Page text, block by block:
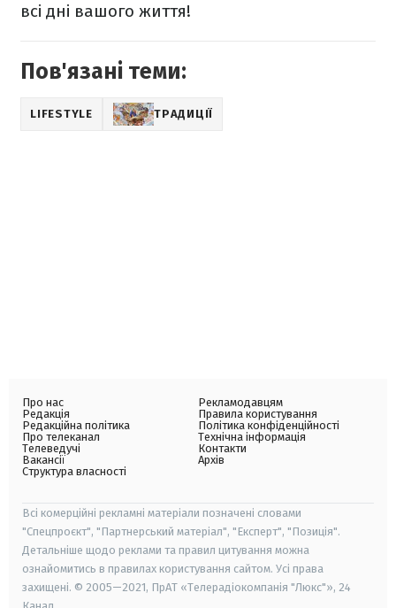
всі дні вашого життя!
Пов'язані теми:
LIFESTYLE ТРАДИЦІЇ
Про нас
Редакція
Редакційна політика
Про телеканал
Телеведучі
Вакансії
Структура власності
Рекламодавцям
Правила користування
Політика конфіденційності
Технічна інформація
Контакти
Архів
Всі комерційні рекламні матеріали позначені словами
"Спецпроєкт", "Партнерський матеріал", "Експерт", "Позиція".
Детальніше щодо реклами та правил цитування можна
ознайомитись в правилах користування сайтом. Усі права
захищені. © 2005—2021, ПрАТ «Телерадіокомпанія "Люкс"», 24